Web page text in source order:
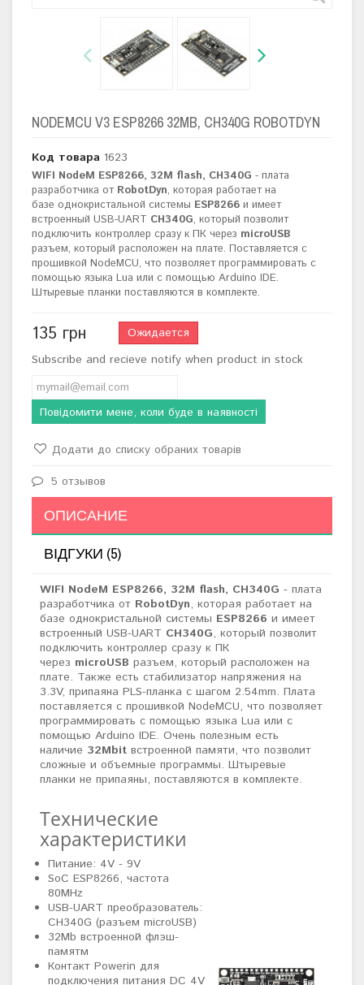
NODEMCU V3 ESP8266 32MB, CH340G ROBOTDYN
Код товара 1623
WIFI NodeM ESP8266, 32M flash, CH340G - плата
разработчика от RobotDyn, которая работает на
базе однокристальной системы ESP8266 и имеет
встроенный USB-UART CH340G, который позволит
подключить контроллер сразу к ПК через microUSB
разъем, который расположен на плате. Поставляется с
прошивкой NodeMCU, что позволяет программировать с
помощью языка Lua или с помощью Arduino IDE.
Штыревые планки поставляются в комплекте.
135 грн
Ожидается
Subscribe and recieve notify when product in stock
Повідомити мене, коли буде в наявності
Додати до списку обраних товарів
5 отзывов
ОПИСАНИЕ
ВІДГУКИ (5)
WIFI NodeM ESP8266, 32M flash, CH340G - плата
разработчика от RobotDyn, которая работает на
базе однокристальной системы ESP8266 и имеет
встроенный USB-UART CH340G, который позволит
подключить контроллер сразу к ПК
через microUSB разъем, который расположен на
плате. Также есть стабилизатор напряжения на
3.3V, припаяна PLS-планка с шагом 2.54mm. Плата
поставляется с прошивкой NodeMCU, что позволяет
программировать с помощью языка Lua или с
помощью Arduino IDE. Очень полезным есть
наличие 32Mbit встроенной памяти, что позволит
сложные и объемные программы. Штыревые
планки не припаяны, поставляются в комплекте.
Технические
характеристики
Питание: 4V - 9V
SoC ESP8266, частота
80MHz
USB-UART преобразователь:
CH340G (разъем microUSB)
32Mb встроенной флэш-
памятм
Контакт Powerin для
подключения питания DC 4V